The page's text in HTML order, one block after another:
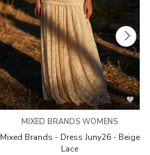
MIXED BRANDS WOMENS
Mixed Brands - Dress Juny26 - Beige
Lace